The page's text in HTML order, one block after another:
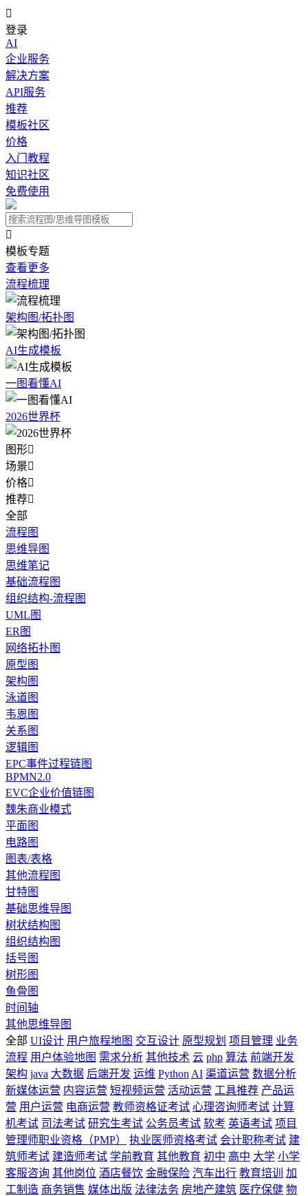

登录
AI
企业服务
解决方案
API服务
推荐
模板社区
价格
入门教程
知识社区
免费使用

模板专题
查看更多
流程梳理
架构图/拓扑图
AI生成模板
一图看懂AI
2026世界杯
图形
场景
价格
推荐
全部
流程图
思维导图
思维笔记
基础流程图
组织结构-流程图
UML图
ER图
网络拓扑图
原型图
架构图
泳道图
韦恩图
关系图
逻辑图
EPC事件过程链图
BPMN2.0
EVC企业价值链图
魏朱商业模式
平面图
电路图
图表/表格
其他流程图
甘特图
基础思维导图
树状结构图
组织结构图
括号图
树形图
鱼骨图
时间轴
其他思维导图
全部 UI设计 用户旅程地图 交互设计 原型规划 项目管理 业务
流程 用户体验地图 需求分析 其他技术 云 php 算法 前端开发
架构 java 大数据 后端开发 运维 Python AI 渠道运营 数据分析
新媒体运营 内容运营 短视频运营 活动运营 工具推荐 产品运
营 用户运营 电商运营 教师资格证考试 心理咨询师考试 计算
机考试 司法考试 研究生考试 公务员考试 软考 英语考试 项目
管理师职业资格（PMP）
执业医师资格考试 会计职称考试 建
筑师考试 建造师考试 学前教育 其他教育 初中 高中 大学 小学
客服咨询 其他岗位 酒店餐饮 金融保险 汽车出行 教育培训
加
工制造 商务销售 媒体出版 法律法务 房地产建筑 医疗保健 物